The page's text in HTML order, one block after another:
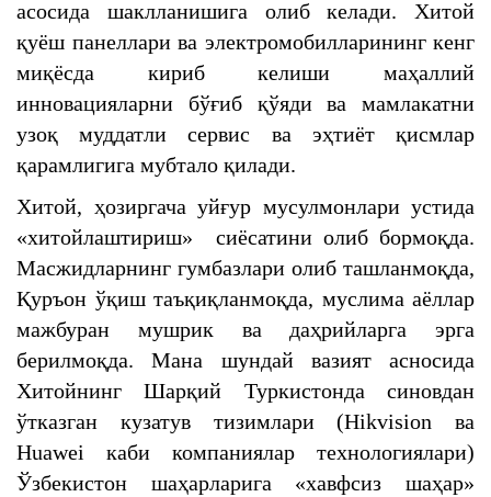
асосида шаклланишига олиб келади. Хитой
қуёш панеллари ва электромобилларининг кенг
миқёсда кириб келиши маҳаллий
инновацияларни бўғиб қўяди ва мамлакатни
узоқ муддатли сервис ва эҳтиёт қисмлар
қарамлигига мубтало қилади.
Хитой, ҳозиргача уйғур мусулмонлари устида
«хитойлаштириш» сиёсатини олиб бормоқда.
Масжидларнинг гумбазлари олиб ташланмоқда,
Қуръон ўқиш таъқиқланмоқда, муслима аёллар
мажбуран мушрик ва даҳрийларга эрга
берилмоқда. Мана шундай вазият асносида
Хитойнинг Шарқий Туркистонда синовдан
ўтказган кузатув тизимлари (Hikvision ва
Huawei каби компаниялар технологиялари)
Ўзбекистон шаҳарларига «хавфсиз шаҳар»